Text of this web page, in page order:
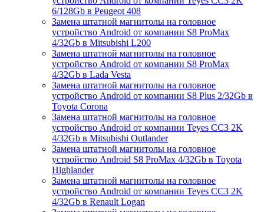
6/128Gb в Peugeot 408
Замена штатной магнитолы на головное
устройство Android от компании S8 ProMax
4/32Gb в Mitsubishi L200
Замена штатной магнитолы на головное
устройство Android от компании S8 ProMax
4/32Gb в Lada Vesta
Замена штатной магнитолы на головное
устройство Android от компании S8 Plus 2/32Gb в
Toyota Corona
Замена штатной магнитолы на головное
устройство Android от компании Teyes CC3 2K
4/32Gb в Mitsubishi Outlander
Замена штатной магнитолы на головное
устройство Android S8 ProMax 4/32Gb в Toyota
Highlander
Замена штатной магнитолы на головное
устройство Android от компании Teyes CC3 2K
4/32Gb в Renault Logan